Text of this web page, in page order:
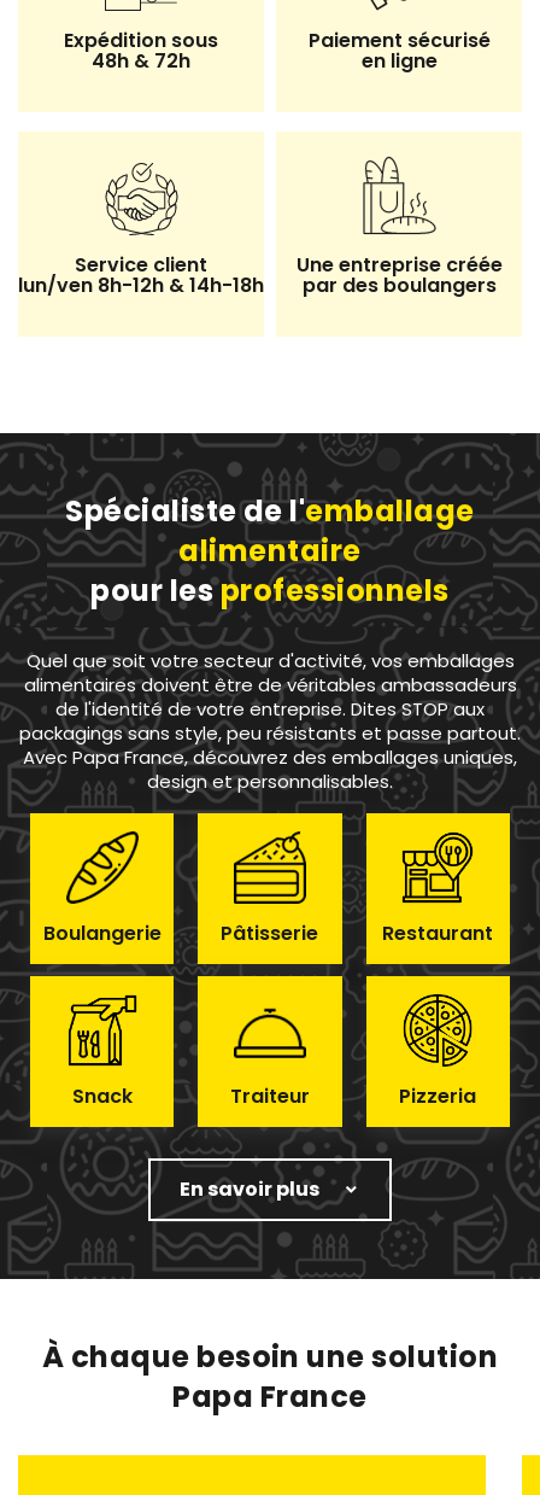
Expédition sous
48h & 72h
Paiement sécurisé
en ligne
Service client
lun/ven 8h-12h & 14h-18h
Une entreprise créée
par des boulangers
Spécialiste de l'emballage
alimentaire
pour lesprofessionnels
Quel que soit votre secteur d'activité, vos emballages
alimentaires doivent être de véritables ambassadeurs
de l'identité de votre entreprise. Dites STOP aux
packagings sans style, peu résistants et passe partout.
Avec Papa France, découvrez des emballages uniques,
design et personnalisables.
Boulangerie Pâtisserie Restaurant
Snack Traiteur Pizzeria
En savoir plus
À chaque besoin une solution
Papa France